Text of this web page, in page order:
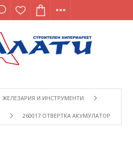
ЖЕЛЕЗАРИЯ И ИНСТРУМЕНТИ
260017 ОТВЕРТКА АКУМУЛАТОРНА